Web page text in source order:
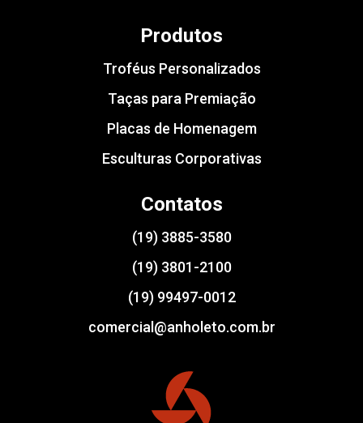
Produtos
Troféus Personalizados
Taças para Premiação
Placas de Homenagem
Esculturas Corporativas
Contatos
(19) 3885-3580
(19) 3801-2100
(19) 99497-0012
comercial@anholeto.com.br